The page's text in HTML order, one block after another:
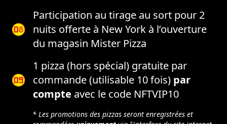
Participation au tirage au sort pour 2
nuits offerte à New York à l’ouverture
du magasin Mister Pizza
1 pizza (hors spécial) gratuite par
commande (utilisable 10 fois) par
compte avec le code NFTVIP10
* Les promotions des pizzas seront enregistrées et